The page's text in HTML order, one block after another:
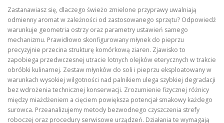
Zastanawiasz się, dlaczego świeżo zmielone przyprawy uwalniają
odmienny aromat w zależności od zastosowanego sprzętu? Odpowiedź
warunkuje geometria ostrzy oraz parametry ustawień samego
mechanizmu. Prawidłowo skonfigurowany młynek do pieprzu
precyzyjnie przecina strukturę komórkową ziaren. Zjawisko to
zapobiega przedwczesnej utracie lotnych olejków eterycznych w trakcie
obróbki kulinarnej. Zestaw młynków do soli i pieprzu eksploatowany w
warunkach wysokiej wilgotności nad palnikiem ulega szybkiej degradacji
bez wdrożenia technicznej konserwacji. Zrozumienie fizycznej różnicy
między miażdżeniem a cięciem powiększa potencjał smakowy każdego
surowca. Przeanalizujemy metody bezwodnego czyszczenia strefy
roboczej oraz procedury serwisowe urządzeń. Działania te wymagają